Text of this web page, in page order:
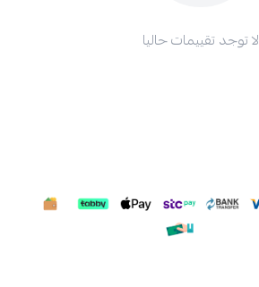
لا توجد تقييمات حاليا